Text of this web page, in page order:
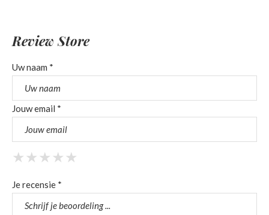
Review Store
Uw naam *
Jouw email *
★
★ ★
★ ★ ★
★ ★ ★ ★
★ ★ ★ ★ ★
Je recensie *